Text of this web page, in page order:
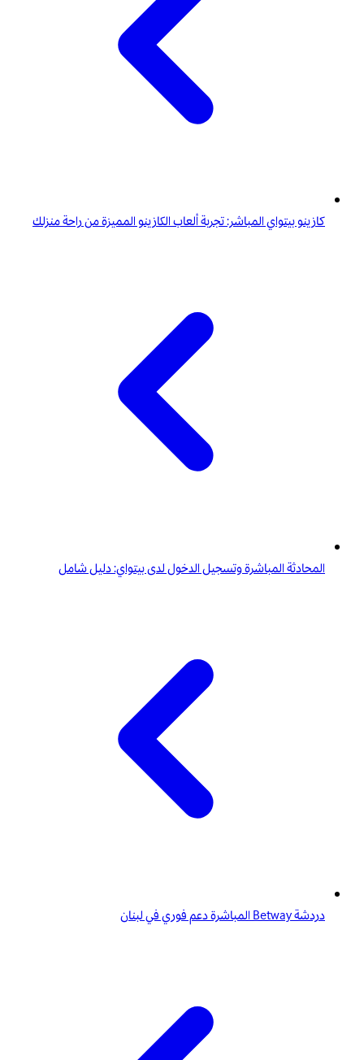
كازينو بيتواي المباشر: تجربة ألعاب الكازينو المميزة من راحة منزلك
المحادثة المباشرة وتسجيل الدخول لدى بيتواي: دليل شامل
دردشة Betway المباشرة دعم فوري في لبنان